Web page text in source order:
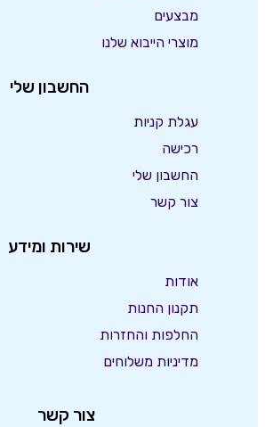
מבצעים
מוצרי הייבוא שלנו
החשבון שלי
עגלת קניות
רכישה
החשבון שלי
צור קשר
שירות ומידע
אודות
תקנון החנות
החלפות והחזרות
מדיניות משלוחים
צור קשר